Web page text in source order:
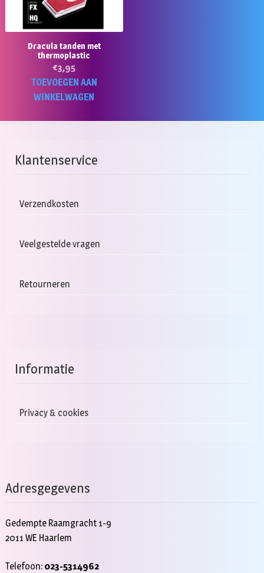
Dracula tanden met
thermoplastic
€3,95
TOEVOEGEN AAN
WINKELWAGEN
Klantenservice
Verzendkosten
Veelgestelde vragen
Retourneren
Informatie
Privacy & cookies
Adresgegevens
Gedempte Raamgracht 1-9
2011 WE Haarlem
Telefoon: 023-5314962